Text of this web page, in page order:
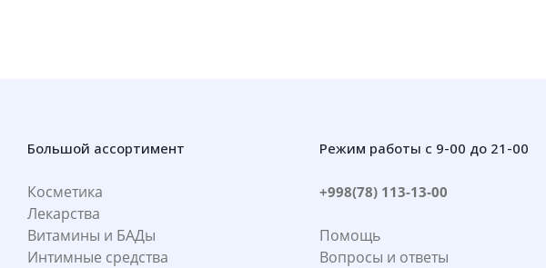
Большой ассортимент
Косметика
Лекарства
Витамины и БАДы
Интимные средства
Режим работы с 9-00 до 21-00
+998(78) 113-13-00
Помощь
Вопросы и ответы